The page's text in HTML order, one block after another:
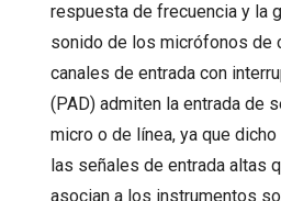
respuesta de frecuencia y la
sonido de los micrófonos de
canales de entrada con
(PAD) admiten la entrada de
micro o de línea, ya que
las señales de entrada altas
asocian a los instrumentos